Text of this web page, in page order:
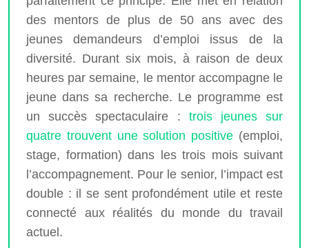
des mentors de plus de 50 ans avec des
jeunes demandeurs d’emploi issus de la
diversité. Durant six mois, à raison de deux
heures par semaine, le mentor accompagne le
jeune dans sa recherche. Le programme est
un succès spectaculaire : trois jeunes sur
quatre trouvent une solution positive (emploi,
stage, formation) dans les trois mois suivant
l’accompagnement. Pour le senior, l’impact est
double : il se sent profondément utile et reste
connecté aux réalités du monde du travail
actuel.